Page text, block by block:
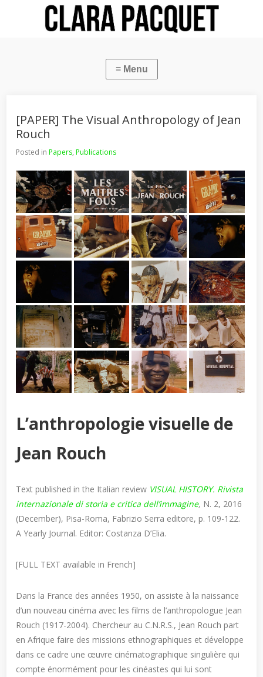
[PAPER] The Visual Anthropology of Jean
Rouch
Posted inPapers,Publications
L’anthropologie visuelle de
Jean Rouch
Text published in the Italian review VISUAL HISTORY. Rivista
internazionale di storia e critica dell’immagine, N. 2, 2016
(December), Pisa-Roma, Fabrizio Serra editore, p. 109-122.
A Yearly Journal. Editor: Costanza D’Elia.
[FULL TEXT available in French]
Dans la France des années 1950, on assiste à la naissance
d’un nouveau cinéma avec les films de l’anthropologue Jean
Rouch (1917-2004). Chercheur au C.N.R.S., Jean Rouch part
en Afrique faire des missions ethnographiques et développe
dans ce cadre une œuvre cinématographique singulière qui
compte énormément pour les cinéastes qui lui sont